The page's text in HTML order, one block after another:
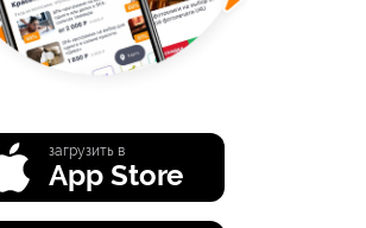
загрузить в
App Store